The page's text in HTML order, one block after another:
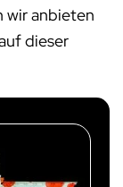
wir anbieten
dieser